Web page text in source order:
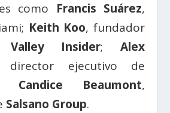
como Francis Suárez,
Keith Koo, fundador
Valley Insider; Alex
director ejecutivo de
Candice Beaumont,
Salsano Group.